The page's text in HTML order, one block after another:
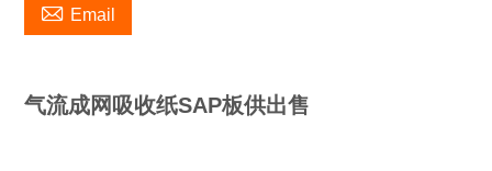
 Email
气流成网吸收纸SAP板供出售